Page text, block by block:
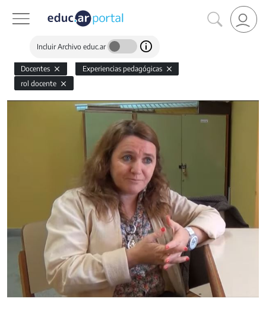
Incluir Archivo educ.ar
Docentes
Experiencias pedagógicas
rol docente